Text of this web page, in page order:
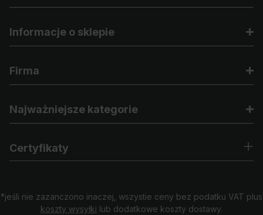
Informacje o sklepie
Firma
Najważniejsze kategorie
Certyfikaty
*jeśli nie zazanczono inaczej, wszystie ceny bez podatku VAT plus
koszty wysyłki lub dodatkowe koszty dostawy.